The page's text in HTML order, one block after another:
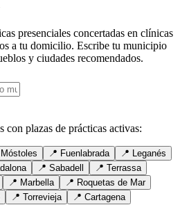
presenciales concertadas en clínicas
a tu domicilio. Escribe tu municipio
y ciudades recomendados.
con plazas de prácticas activas:
Móstoles 📍 Fuenlabrada 📍 Leganés
📍 Sabadell 📍 Terrassa
📍 Marbella 📍 Roquetas de Mar
📍 Torrevieja 📍 Cartagena